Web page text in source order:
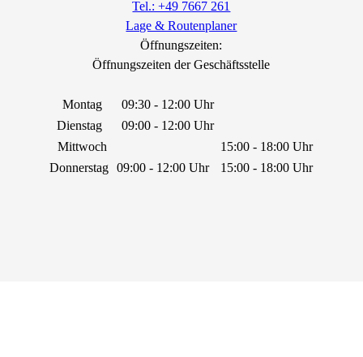
Tel.: +49 7667 261
Lage & Routenplaner
Öffnungszeiten:
Öffnungszeiten der Geschäftsstelle
Montag
09:30 - 12:00 Uhr
Dienstag
09:00 - 12:00 Uhr
Mittwoch
15:00 - 18:00 Uhr
Donnerstag
09:00 - 12:00 Uhr 15:00 - 18:00 Uhr